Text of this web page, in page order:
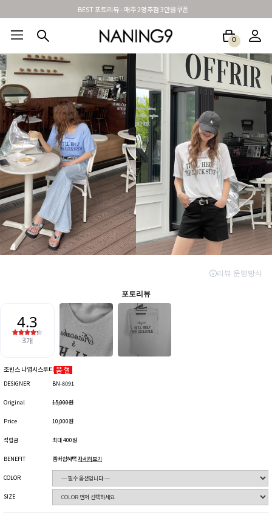
신규가입시 무료배송 + 2천원할인쿠폰
0
BEST100🤍 NEW5% 베스트재진행 아울렛 하객&모임룩
조빈스 나염시스루티
DESIGNER BN-8091
Original 15,000원
Price 10,000원
적립금 최대 400원
BENEFIT 멤버쉽혜택자세히보기
COLOR
SIZE